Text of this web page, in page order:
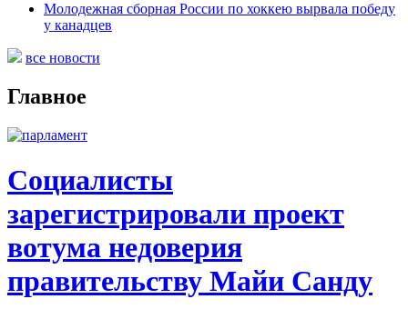
Молодежная сборная России по хоккею вырвала победу
у канадцев
все новости
Главное
Социалисты
зарегистрировали проект
вотума недоверия
правительству Майи Санду